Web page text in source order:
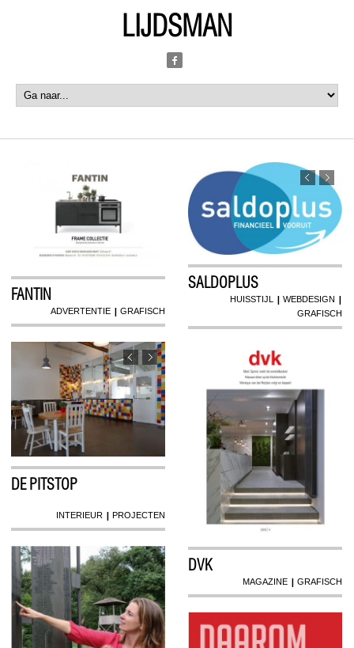
LIJDSMAN
FANTIN
ADVERTENTIE | GRAFISCH
SALDOPLUS
HUISSTIJL | WEBDESIGN |
GRAFISCH
DE PITSTOP
INTERIEUR | PROJECTEN
DVK
MAGAZINE | GRAFISCH